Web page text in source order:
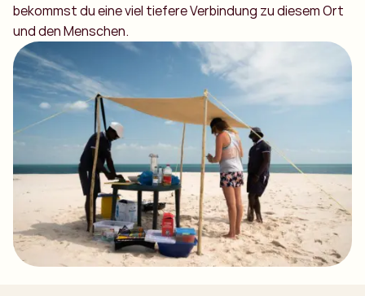
bekommst du eine viel tiefere Verbindung zu diesem Ort
und den Menschen.